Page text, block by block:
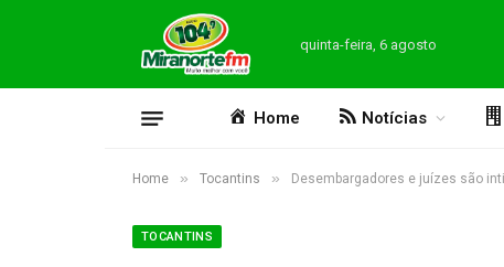
quinta-feira, 6 agosto
Home Notícias
Home » Tocantins » Desembargadores e juízes são
TOCANTINS